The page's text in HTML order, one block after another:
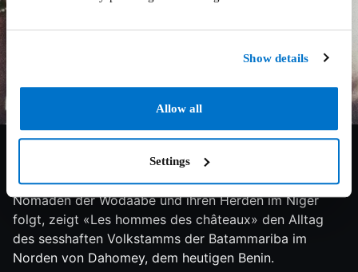
Show details
Allow all
Settings
3/10 1955 61 min Doku
Während «Les nomades du soleil» im Jahr 1955 den
Nomaden der Wodaabe und ihren Herden im Niger
folgt, zeigt «Les hommes des châteaux» den Alltag
des sesshaften Volkstamms der Batammariba im
Norden von Dahomey, dem heutigen Benin.